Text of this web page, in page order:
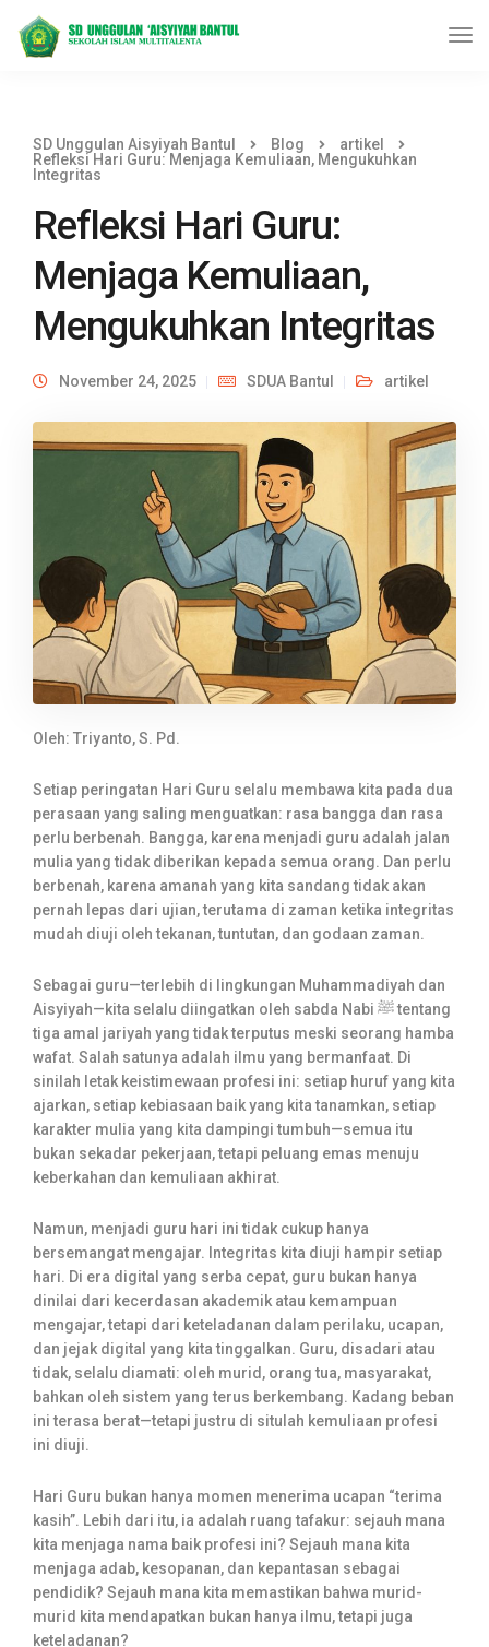
SD Unggulan Aisyiyah Bantul Blog
artikel
Refleksi Hari Guru: Menjaga Kemuliaan, Mengukuhkan
Integritas
Refleksi Hari Guru:
Menjaga Kemuliaan,
Mengukuhkan Integritas
November 24, 2025 SDUA Bantul artikel
Oleh: Triyanto, S. Pd.
Setiap peringatan Hari Guru selalu membawa kita pada dua
perasaan yang saling menguatkan: rasa bangga dan rasa
perlu berbenah. Bangga, karena menjadi guru adalah jalan
mulia yang tidak diberikan kepada semua orang. Dan perlu
berbenah, karena amanah yang kita sandang tidak akan
pernah lepas dari ujian, terutama di zaman ketika integritas
mudah diuji oleh tekanan, tuntutan, dan godaan zaman.
Sebagai guru—terlebih di lingkungan Muhammadiyah dan
Aisyiyah—kita selalu diingatkan oleh sabda Nabi ﷺ tentang
tiga amal jariyah yang tidak terputus meski seorang hamba
wafat. Salah satunya adalah ilmu yang bermanfaat. Di
sinilah letak keistimewaan profesi ini: setiap huruf yang kita
ajarkan, setiap kebiasaan baik yang kita tanamkan, setiap
karakter mulia yang kita dampingi tumbuh—semua itu
bukan sekadar pekerjaan, tetapi peluang emas menuju
keberkahan dan kemuliaan akhirat.
Namun, menjadi guru hari ini tidak cukup hanya
bersemangat mengajar. Integritas kita diuji hampir setiap
hari. Di era digital yang serba cepat, guru bukan hanya
dinilai dari kecerdasan akademik atau kemampuan
mengajar, tetapi dari keteladanan dalam perilaku, ucapan,
dan jejak digital yang kita tinggalkan. Guru, disadari atau
tidak, selalu diamati: oleh murid, orang tua, masyarakat,
bahkan oleh sistem yang terus berkembang. Kadang beban
ini terasa berat—tetapi justru di situlah kemuliaan profesi
ini diuji.
Hari Guru bukan hanya momen menerima ucapan “terima
kasih”. Lebih dari itu, ia adalah ruang tafakur: sejauh mana
kita menjaga nama baik profesi ini? Sejauh mana kita
menjaga adab, kesopanan, dan kepantasan sebagai
pendidik? Sejauh mana kita memastikan bahwa murid-
murid kita mendapatkan bukan hanya ilmu, tetapi juga
keteladanan?